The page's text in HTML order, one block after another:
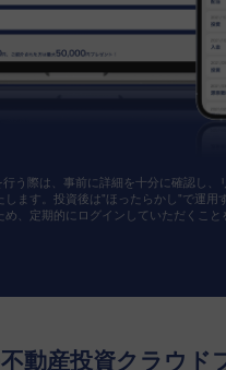
う際は、事前に詳細を十分に確認し、
します。投資後は"ほったらかし"で運用
、定期的にログインしていただくこと
動産投資クラウド